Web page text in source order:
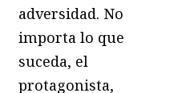
adversidad. No
importa lo que
suceda, el
protagonista,